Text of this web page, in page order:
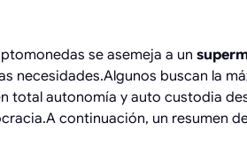
se asemeja a un
necesidades.Algunos buscan la
total autonomía y auto custodia
continuación, un resumen